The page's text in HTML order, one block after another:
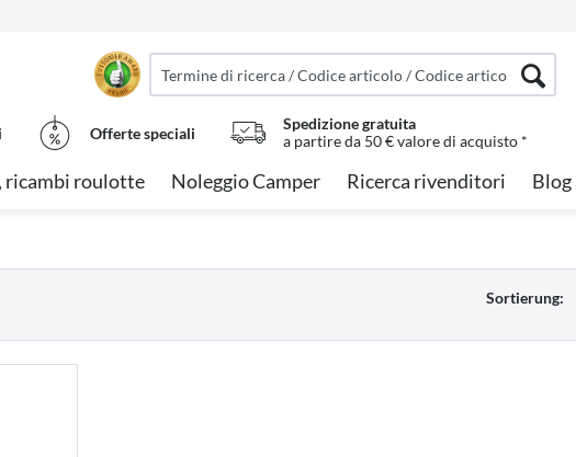
Offerte speciali
Spedizione gratuita
a partire da 50 € valore di acquisto *
ricambi roulotte Noleggio Camper Ricerca rivenditori Blog
Sortierung: